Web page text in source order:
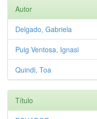
Autor
Delgado, Gabriela
Puig Ventosa, Ignasi
Quindi, Toa
Título